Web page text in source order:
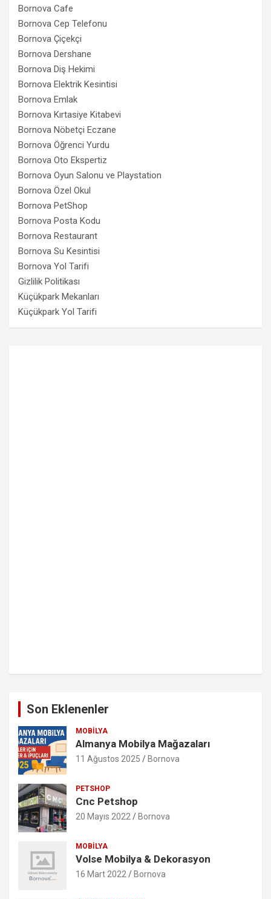
Bornova Cafe
Bornova Cep Telefonu
Bornova Çiçekçi
Bornova Dershane
Bornova Diş Hekimi
Bornova Elektrik Kesintisi
Bornova Emlak
Bornova Kırtasiye Kitabevi
Bornova Nöbetçi Eczane
Bornova Öğrenci Yurdu
Bornova Oto Ekspertiz
Bornova Oyun Salonu ve Playstation
Bornova Özel Okul
Bornova PetShop
Bornova Posta Kodu
Bornova Restaurant
Bornova Su Kesintisi
Bornova Yol Tarifi
Gizlilik Politikası
Küçükpark Mekanları
Küçükpark Yol Tarifi
Son Eklenenler
MOBILYA
Almanya Mobilya Mağazaları
11 Ağustos 2025 Bornova
PETSHOP
Cnc Petshop
20 Mayıs 2022 Bornova
MOBILYA
Volse Mobilya & Dekorasyon
16 Mart 2022 Bornova